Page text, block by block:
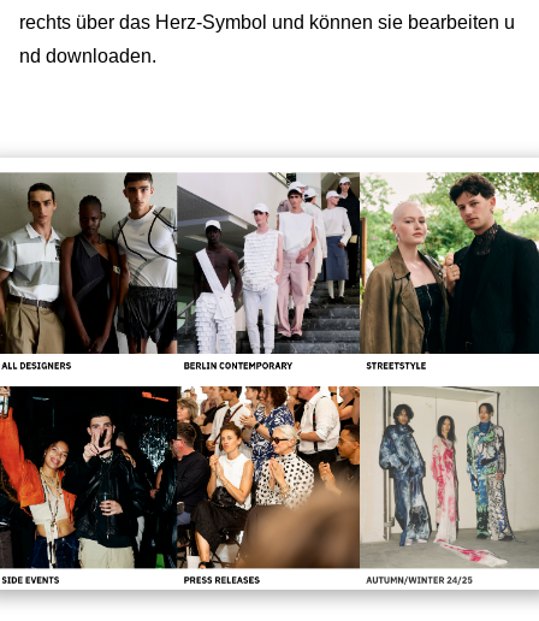
rechts über das Herz-Symbol und können sie bearbeiten u
nd downloaden.